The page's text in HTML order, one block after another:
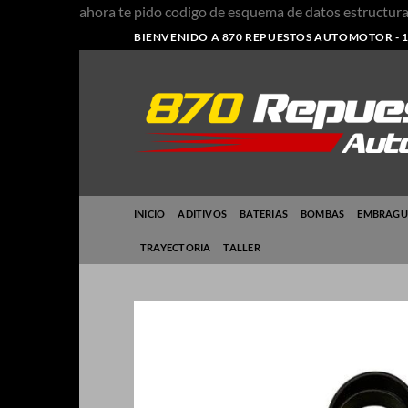
ahora te pido codigo de esquema de datos
BIENVENIDO A 870 REPUESTOS AUTOMOTOR -
INICIO ADITIVOS BATERIAS BOMBAS
TRAYECTORIA TALLER